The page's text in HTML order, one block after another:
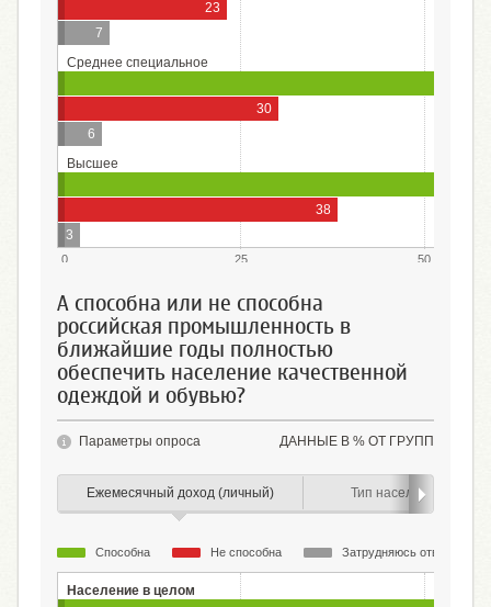
23
7
Среднее специальное
30
6
Высшее
38
3
0 25 50
А способна или не способна
российская промышленность в
ближайшие годы полностью
обеспечить население качественной
одеждой и обувью?
ДАННЫЕ В % ОТ ГРУПП
Параметры опроса
Ежемесячный доход (личный) Тип населенного
Способна Не способна Затрудняюсь ответить
Население в целом